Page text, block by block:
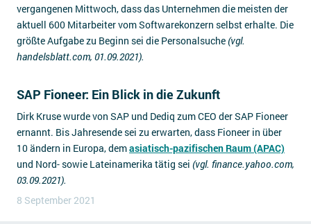
vergangenen Mittwoch, dass das Unternehmen die meisten der
aktuell 600 Mitarbeiter vom Softwarekonzern selbst erhalte. Die
größte Aufgabe zu Beginn sei die Personalsuche(vgl.
handelsblatt.com, 01.09.2021).
SAP Fioneer: Ein Blick in die Zukunft
Dirk Kruse wurde von SAP und Dediq zum CEO der SAP Fioneer
ernannt. Bis Jahresende sei zu erwarten, dass Fioneer in über
10 ändern in Europa, demasiatisch-pazifischen Raum (APAC)
und Nord- sowie Lateinamerika tätig sei (vgl. finance.yahoo.com,
03.09.2021).
8 September 2021